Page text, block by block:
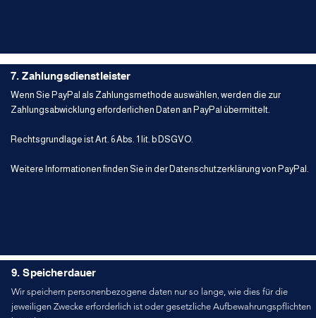
7. Zahlungsdienstleister
Wenn Sie PayPal als Zahlungsmethode auswählen, werden die zur
Zahlungsabwicklung erforderlichen Daten an PayPal übermittelt.
Rechtsgrundlage ist Art. 6 Abs. 1 lit. b DSGVO.
Weitere Informationen finden Sie in der Datenschutzerklärung von PayPal.
9. Speicherdauer
Wir speichern personenbezogene daten nur so lange, wie dies für die
jeweiligen Zwecke erforderlich ist oder gesetzliche Aufbewahrungspflichten